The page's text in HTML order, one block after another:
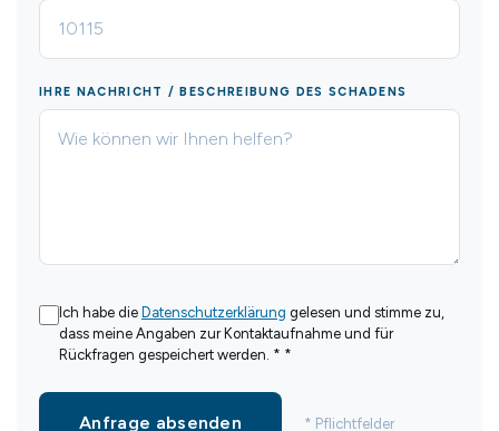
IHRE NACHRICHT / BESCHREIBUNG DES SCHADENS
Ich habe die Datenschutzerklärung gelesen und stimme zu,
dass meine Angaben zur Kontaktaufnahme und für
Rückfragen gespeichert werden. * *
Anfrage absenden * Pflichtfelder